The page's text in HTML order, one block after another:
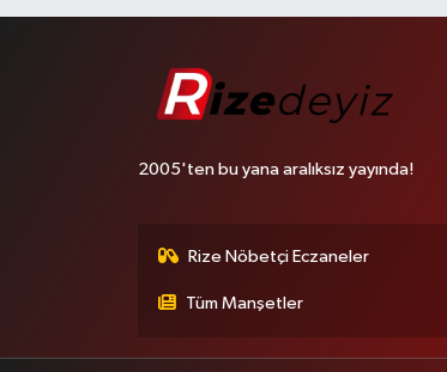
2005'ten bu yana aralıksız yayında!
Rize Nöbetçi Eczaneler
Tüm Manşetler